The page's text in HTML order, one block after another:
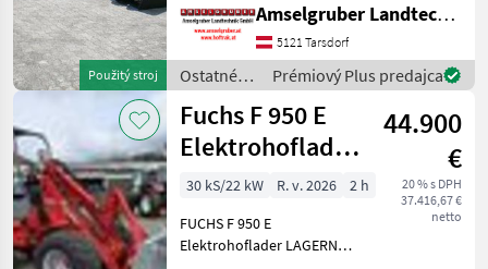
Použitý stroj
Abmessungen zeichnen seit
Jahrzehnten die Fuchs
Hoflader aus. Neben besten
Komponenten der
führenden He
Amselgruber Landtechnik GmbH
5121 Tarsdorf
Ostatné
poľnohospodárske
silové
stroje /
Fuchs
Prémiový Plus predajca
Fuchs F 950 E
Elektrohoflader
mit 1.450Kg
44.900
€
20 % s DPH
37.416,67 €
netto
30 kS/22 kW R. v. 2026
2 h
FUCHS F 950 E
Elektrohoflader LAGERND -